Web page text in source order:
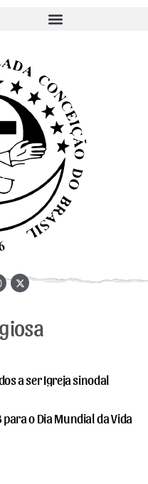
a ser Igreja sinodal
para o Dia Mundial da Vida